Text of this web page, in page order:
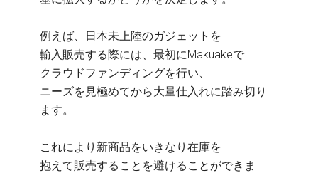
例えば、日本未上陸のガジェットを
輸入販売する際には、最初にMakuakeで
クラウドファンディングを行い、
ニーズを見極めてから大量仕入れに踏み切り
ます。
これにより新商品をいきなり在庫を
抱えて販売することを避けることができま